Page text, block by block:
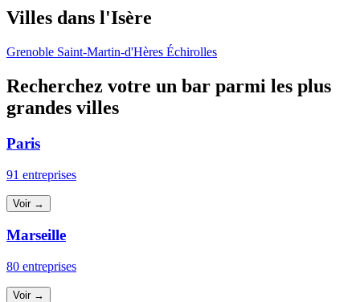
Villes dans l'Isère
Grenoble Saint-Martin-d'Hères Échirolles
Recherchez votre un bar parmi les plus
grandes villes
Paris
91 entreprises
Voir →
Marseille
80 entreprises
Voir →